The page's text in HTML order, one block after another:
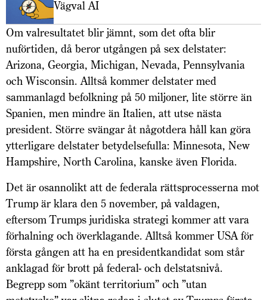
Vägval AI
Om valresultatet blir jämnt, som det ofta blir
nuförtiden, då beror utgången på sex delstater:
Arizona, Georgia, Michigan, Nevada, Pennsylvania
och Wisconsin. Alltså kommer delstater med
sammanlagd befolkning på 50 miljoner, lite större än
Spanien, men mindre än Italien, att utse nästa
president. Större svängar åt någotdera håll kan göra
ytterligare delstater betydelsefulla: Minnesota, New
Hampshire, North Carolina, kanske även Florida.
Det är osannolikt att de federala rättsprocesserna mot
Trump är klara den 5 november, på valdagen,
eftersom Trumps juridiska strategi kommer att vara
förhalning och överklagande. Alltså kommer USA för
första gången att ha en presidentkandidat som står
anklagad för brott på federal- och delstatsnivå.
Begrepp som ”okänt territorium” och ”utan